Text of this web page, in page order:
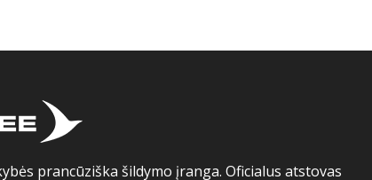
prancūziška šildymo įranga. Oficialus atstovas